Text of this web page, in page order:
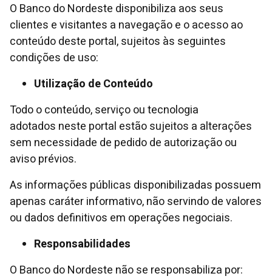
O Banco do Nordeste disponibiliza aos seus
clientes e visitantes a navegação e o acesso ao
conteúdo deste portal, sujeitos às seguintes
condições de uso:
Utilização de Conteúdo
Todo o conteúdo, serviço ou tecnologia
adotados neste portal estão sujeitos a alterações
sem necessidade de pedido de autorização ou
aviso prévios.
As informações públicas disponibilizadas possuem
apenas caráter informativo, não servindo de valores
ou dados definitivos em operações negociais.
Responsabilidades
O Banco do Nordeste não se responsabiliza por: